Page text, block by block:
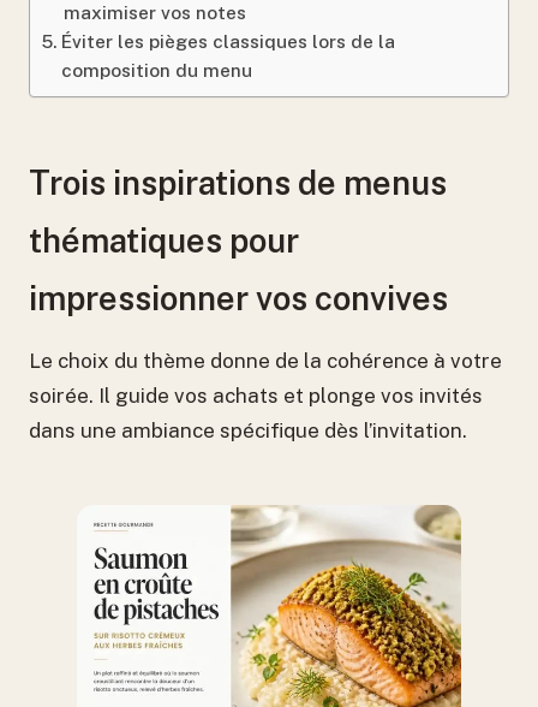
maximiser vos notes
Éviter les pièges classiques lors de la
composition du menu
Trois inspirations de menus
thématiques pour
impressionner vos convives
Le choix du thème donne de la cohérence à votre
soirée. Il guide vos achats et plonge vos invités
dans une ambiance spécifique dès l’invitation.